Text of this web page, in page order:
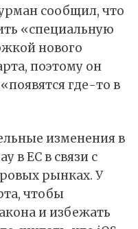
сообщил, что
«специальную
нового
поэтому он
где-то в
изменения в
в ЕС в связи с
рынках. У
чтобы
и избежать